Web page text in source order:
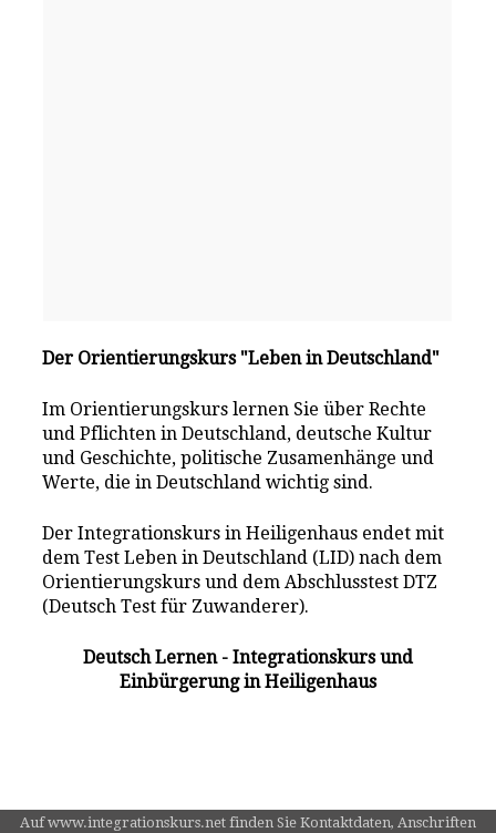
Der Orientierungskurs "Leben in Deutschland"
Im Orientierungskurs lernen Sie über Rechte
und Pflichten in Deutschland, deutsche Kultur
und Geschichte, politische Zusamenhänge und
Werte, die in Deutschland wichtig sind.
Der Integrationskurs in Heiligenhaus endet mit
dem Test Leben in Deutschland (LID) nach dem
Orientierungskurs und dem Abschlusstest DTZ
(Deutsch Test für Zuwanderer).
Deutsch Lernen - Integrationskurs und
Einbürgerung in Heiligenhaus
Auf www.integrationskurs.net finden Sie Kontaktdaten, Anschriften